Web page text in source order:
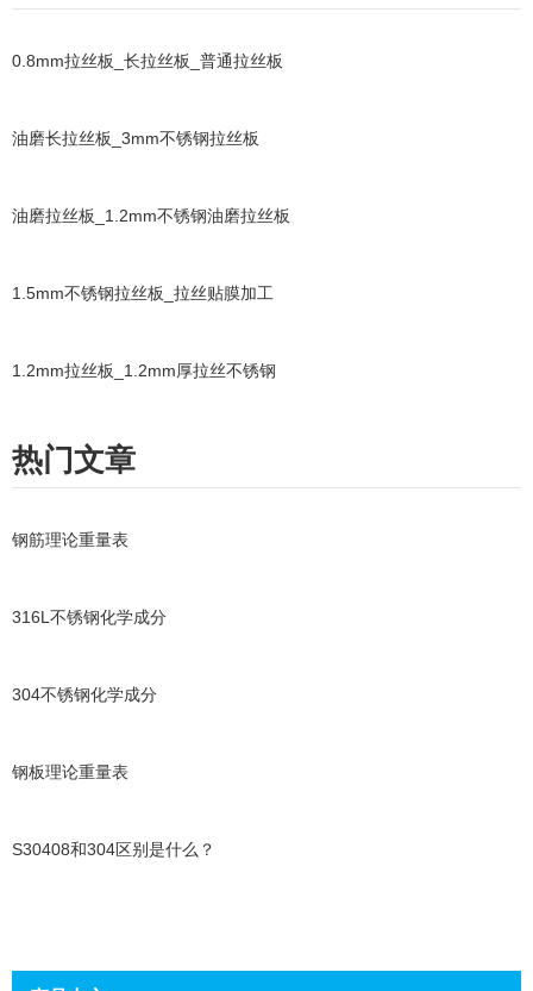
0.8mm拉丝板_长拉丝板_普通拉丝板
油磨长拉丝板_3mm不锈钢拉丝板
油磨拉丝板_1.2mm不锈钢油磨拉丝板
1.5mm不锈钢拉丝板_拉丝贴膜加工
1.2mm拉丝板_1.2mm厚拉丝不锈钢
热门文章
钢筋理论重量表
316L不锈钢化学成分
304不锈钢化学成分
钢板理论重量表
S30408和304区别是什么？